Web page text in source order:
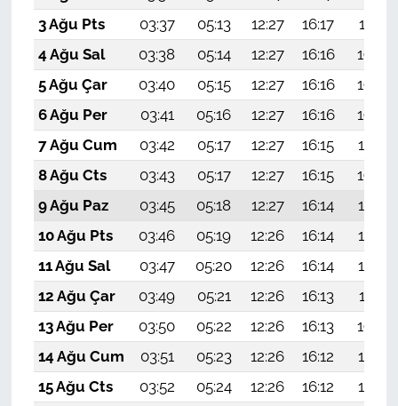
3 Ağu Pts
03:37 05:13 12:27 16:17
19:31
4 Ağu Sal
03:38 05:14 12:27 16:16
19:30
5 Ağu Çar
03:40 05:15 12:27 16:16
19:29
6 Ağu Per
03:41 05:16 12:27 16:16
19:28
7 Ağu Cum
03:42 05:17 12:27 16:15
19:27
8 Ağu Cts
03:43 05:17 12:27 16:15
19:26
9 Ağu Paz
03:45 05:18 12:27 16:14
19:25
10 Ağu Pts
03:46 05:19 12:26 16:14
19:24
11 Ağu Sal
03:47 05:20 12:26 16:14
19:22
12 Ağu Çar
03:49 05:21 12:26 16:13
19:21
13 Ağu Per
03:50 05:22 12:26 16:13
19:20
14 Ağu Cum
03:51 05:23 12:26 16:12
19:19
15 Ağu Cts
03:52 05:24 12:26 16:12
19:18